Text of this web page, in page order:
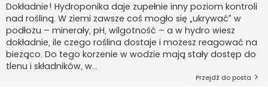
Dokładnie! Hydroponika daje zupełnie inny poziom kontroli
nad rośliną. W ziemi zawsze coś mogło się „ukrywać” w
podłożu – minerały, pH, wilgotność – a w hydro wiesz
dokładnie, ile czego roślina dostaje i możesz reagować na
bieżąco. Do tego korzenie w wodzie mają stały dostęp do
tlenu i składników, w...
Przejdź do posta